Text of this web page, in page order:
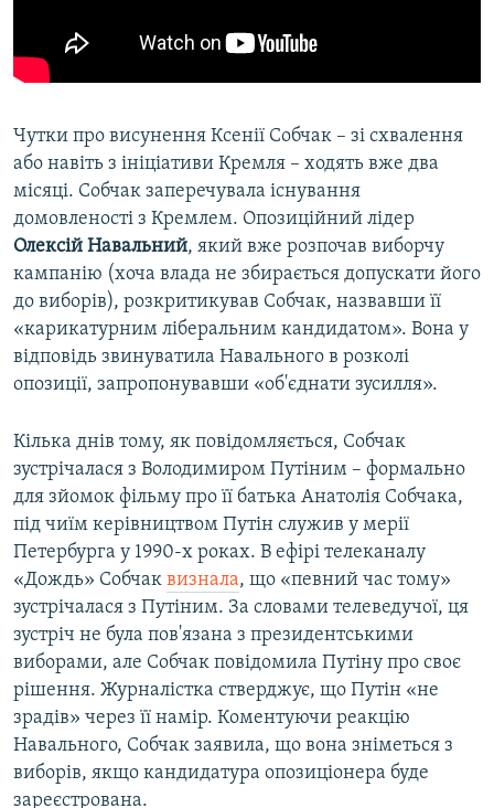
​Чутки про висунення Ксенії Собчак – зі схвалення
або навіть з ініціативи Кремля – ходять вже два
місяці. Собчак заперечувала існування
домовленості з Кремлем. Опозиційний лідер
Олексій Навальний, який вже розпочав виборчу
кампанію (хоча влада не збирається допускати його
до виборів), розкритикував Собчак, назвавши її
«карикатурним ліберальним кандидатом». Вона у
відповідь звинуватила Навального в розколі
опозиції, запропонувавши «об'єднати зусилля».
Кілька днів тому, як повідомляється, Собчак
зустрічалася з Володимиром Путіним – формально
для зйомок фільму про її батька Анатолія Собчака,
під чиїм керівництвом Путін служив у мерії
Петербурга у 1990-х роках. В ефірі телеканалу
«Дождь» Собчак визнала, що «певний час тому»
зустрічалася з Путіним. За словами телеведучої, ця
зустріч не була пов'язана з президентськими
виборами, але Собчак повідомила Путіну про своє
рішення. Журналістка стверджує, що Путін «не
зрадів» через її намір. Коментуючи реакцію
Навального, Собчак заявила, що вона зніметься з
виборів, якщо кандидатура опозиціонера буде
зареєстрована.